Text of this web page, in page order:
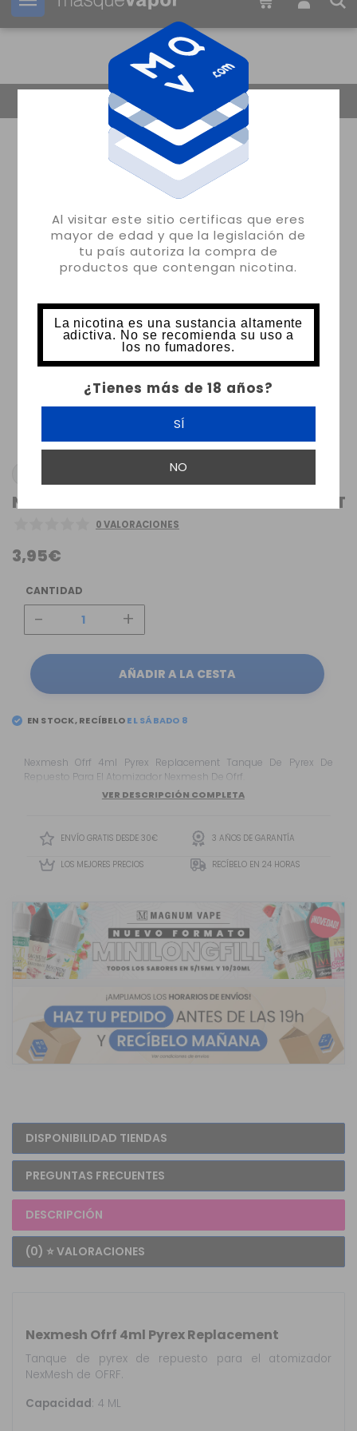
Al visitar este sitio certificas que eres
mayor de edad y que la legislación de
tu país autoriza la compra de
productos que contengan nicotina.
La nicotina es una sustancia altamente
adictiva. No se recomienda su uso a
los no fumadores.
¿Tienes más de 18 años?
SÍ
NO
Tu pedido puede ser enviado en 33m:
NEXMESH OFRF 4ML PYREX REPLACEMENT
0 VALORACIONES
3,95€
CANTIDAD
- +
AÑADIR A LA CESTA
EN STOCK, RECÍBELO
Nexmesh Ofrf 4ml Pyrex Replacement Tanque De Pyrex De
Repuesto Para El Atomizador Nexmesh De Ofrf.
VER DESCRIPCIÓN COMPLETA
ENVÍO GRATIS DESDE 30€ 3 AÑOS DE GARANTÍA
LOS MEJORES PRECIOS RECÍBELO EN 24 HORAS
DISPONIBILIDAD TIENDAS
PREGUNTAS FRECUENTES
DESCRIPCIÓN
(0) ⭐ VALORACIONES
Nexmesh Ofrf 4ml Pyrex Replacement
Tanque de pyrex de repuesto para el atomizador
NexMesh de OFRF.
Capacidad: 4 ML